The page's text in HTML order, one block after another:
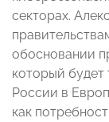
секторах.
обосновании
который будет
России в
как